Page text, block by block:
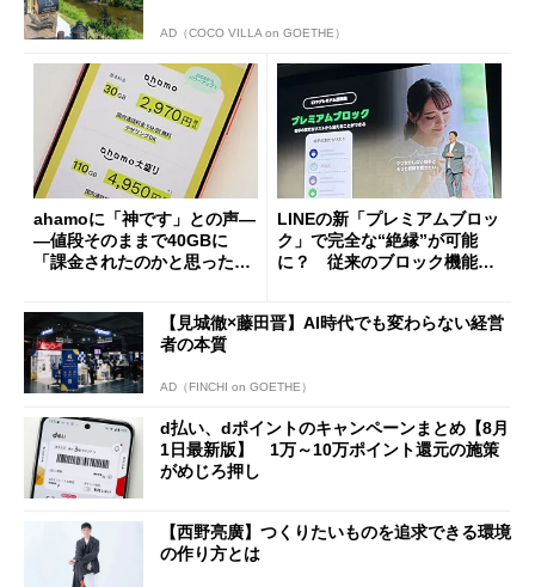
AD（COCO VILLA on GOETHE）
ahamoに「神です」との声―
―値段そのままで40GBに
「課金されたのかと思った」
LINEの新「プレミアムブロッ
ク」で完全な“絶縁”が可能
に？ 従来のブロック機能と
【見城徹×藤田晋】AI時代でも変わらない経営
者の本質
AD（FINCHI on GOETHE）
d払い、dポイントのキャンペーンまとめ【8月
1日最新版】 1万～10万ポイント還元の施策
がめじろ押し
【西野亮廣】つくりたいものを追求できる環境
の作り方とは